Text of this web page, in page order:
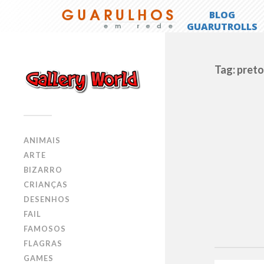
ANIMAIS
ARTE
BIZARRO
CRIANÇAS
DESENHOS
FAIL
FAMOSOS
FLAGRAS
GAMES
Tag: preto